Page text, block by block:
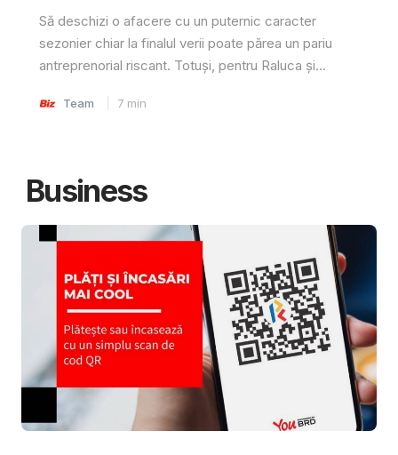
Să deschizi o afacere cu un puternic caracter
sezonier chiar la finalul verii poate părea un pariu
antreprenorial riscant. Totuși, pentru Raluca și...
Team 7 min
Business